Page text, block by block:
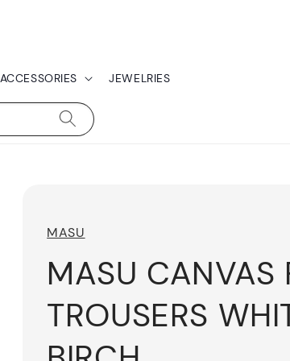
ACCESSORIES JEWELRIES
MASU
MASU CANVAS
TROUSERS